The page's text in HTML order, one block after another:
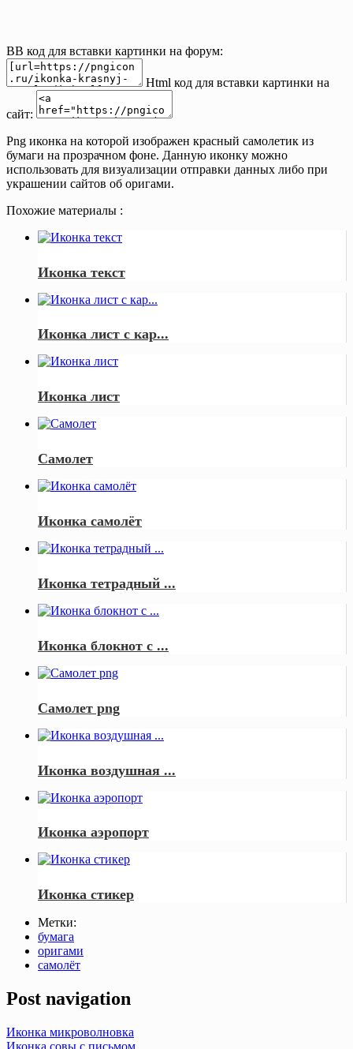
BB код для вставки картинки на форум:
Html код для вставки картинки на
сайт:
Png иконка на которой изображен красный самолетик из
бумаги на прозрачном фоне. Данную иконку можно
использовать для визуализации отправки данных либо при
украшении сайтов об оригами.
Похожие материалы :
Иконка текст
Иконка лист с кар...
Иконка лист
Самолет
Иконка самолёт
Иконка тетрадный ...
Иконка блокнот с ...
Самолет png
Иконка воздушная ...
Иконка аэропорт
Иконка стикер
Метки:
бумага
оригами
самолёт
Post navigation
Иконка микроволновка